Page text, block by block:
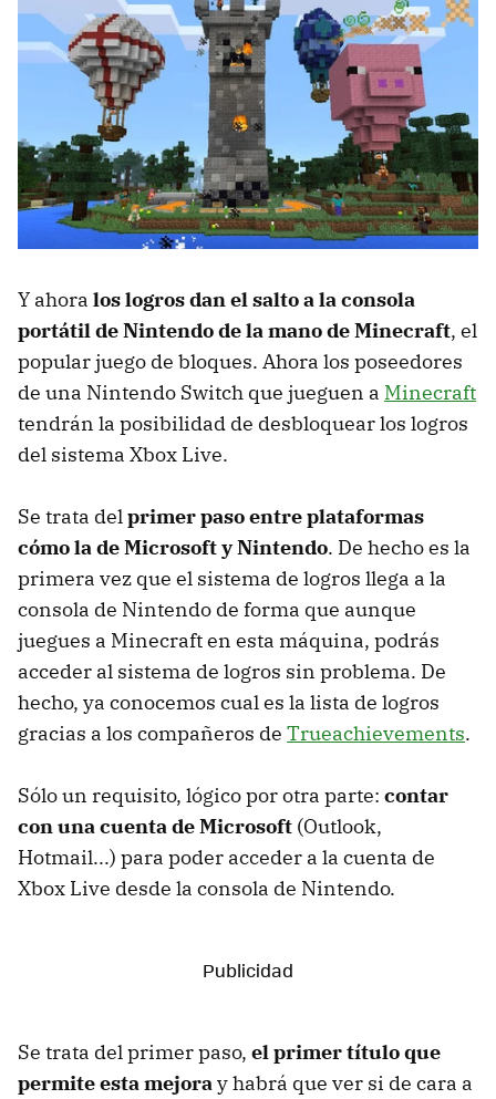
Y ahora los logros dan el salto a la consola
portátil de Nintendo de la mano de Minecraft, el
popular juego de bloques. Ahora los poseedores
de una Nintendo Switch que jueguen a Minecraft
tendrán la posibilidad de desbloquear los logros
del sistema Xbox Live.
Se trata delprimer paso entre plataformas
cómo la de Microsoft y Nintendo. De hecho es la
primera vez que el sistema de logros llega a la
consola de Nintendo de forma que aunque
juegues a Minecraft en esta máquina, podrás
acceder al sistema de logros sin problema. De
hecho, ya conocemos cual es la lista de logros
gracias a los compañeros de Trueachievements.
Sólo un requisito, lógico por otra parte: contar
con una cuenta de Microsoft (Outlook,
Hotmail...) para poder acceder a la cuenta de
Xbox Live desde la consola de Nintendo.
Se trata del primer paso, el primer título que
permite esta mejoray habrá que ver si de cara a